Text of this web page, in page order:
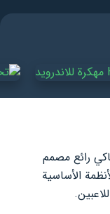
رائع مصمم
الأساسية